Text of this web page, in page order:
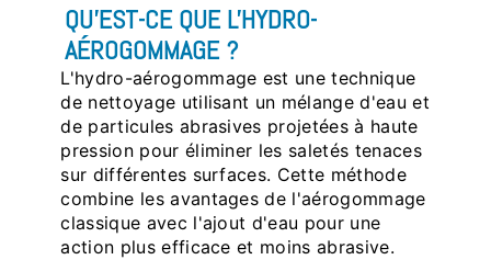
QU'EST-CE QUE L'HYDRO-
AÉROGOMMAGE ?
L'hydro-aérogommage est une technique
de nettoyage utilisant un mélange d'eau et
de particules abrasives projetées à haute
pression pour éliminer les saletés tenaces
sur différentes surfaces. Cette méthode
combine les avantages de l'aérogommage
classique avec l'ajout d'eau pour une
action plus efficace et moins abrasive.